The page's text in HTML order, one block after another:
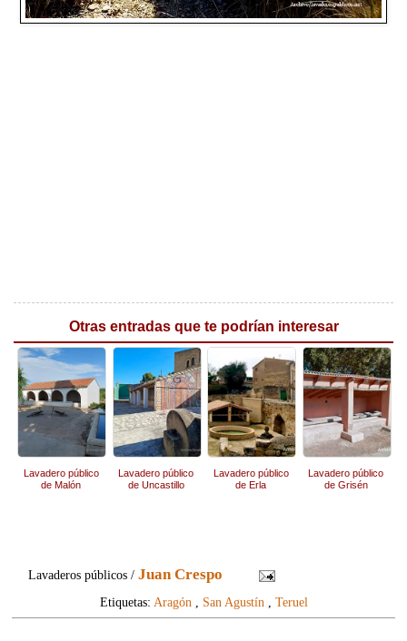
Otras entradas que te podrían interesar
Lavadero público
de Malón
Lavadero público
de Uncastillo
Lavadero público
de Erla
Lavadero público
de Grisén
Lavaderos públicos /Juan Crespo
Etiquetas: Aragón San Agustín Teruel